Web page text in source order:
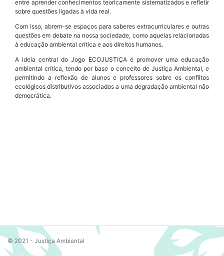
entre aprender conhecimentos teoricamente sistematizados e refletir
sobre questões ligadas à vida real.
Com isso, abrem-se espaços para saberes extracurriculares e outras
questões em debate na nossa sociedade, como aquelas relacionadas
à educação ambiental crítica e aos direitos humanos.
A ideia central do Jogo ECOJUSTIÇA é promover uma educação
ambiental crítica, tendo por base o conceito de Justiça Ambiental, e
permitindo a reflexão de alunos e professores sobre os conflitos
ecológicos distributivos associados a uma degradação ambiental não
democrática.
© 2021 - Justiça Ambiental